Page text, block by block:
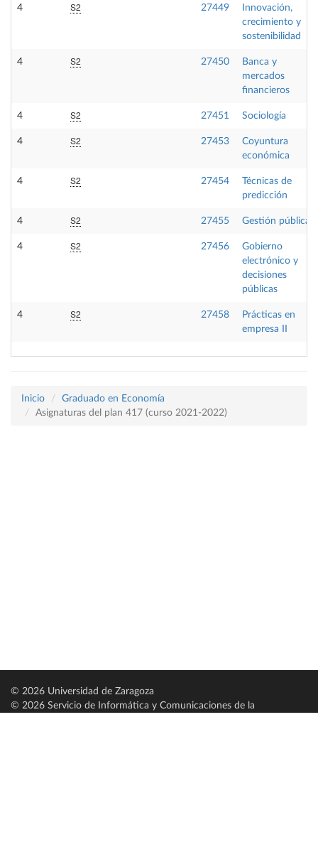
4 S2 27449
Innovación,
crecimiento y
sostenibilidad
4 S2 27450
Banca y
mercados
financieros
4 S2 27451 Sociología
4 S2 27453
Coyuntura
económica
4 S2 27454
Técnicas de
predicción
4 S2 27455 Gestión pública
4 S2 27456
Gobierno
electrónico y
decisiones
públicas
4 S2 27458
Prácticas en
empresa II
Inicio
Graduado en Economía
Asignaturas del plan 417 (curso 2021-2022)
© 2026 Universidad de Zaragoza
© 2026 Servicio de Informática y Comunicaciones de la